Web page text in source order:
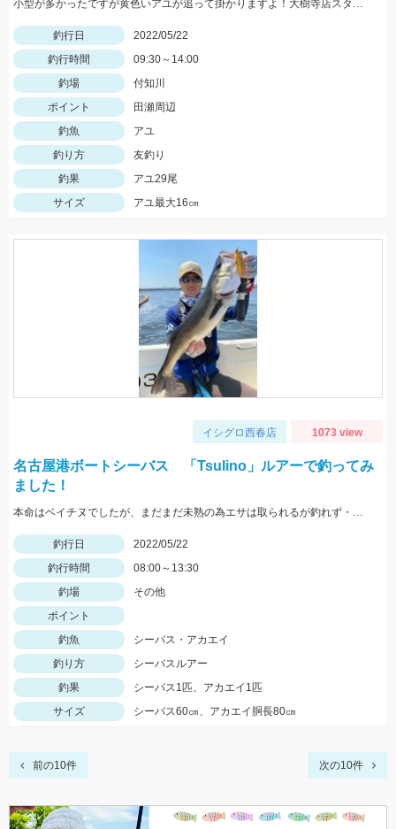
小型が多かったですが黄色いアユが追って掛かりますよ！大樹寺店スタッフ岩崎釣行
釣行日
2022/05/22
釣行時間
09:30～14:00
釣場
付知川
ポイント
田瀬周辺
釣魚
アユ
釣り方
友釣り
釣果
アユ29尾
サイズ
アユ最大16㎝
イシグロ西春店 1073 view
名古屋港ボートシーバス 「Tsulino」ルアーで釣ってみ
ました！
本命はベイチヌでしたが、まだまだ未熟の為エサは取られるが釣れず・・・
釣行日
2022/05/22
釣行時間
08:00～13:30
釣場
その他
ポイント
釣魚
シーバス・アカエイ
釣り方
シーバスルアー
釣果
シーバス1匹、アカエイ1匹
サイズ
シーバス60㎝、アカエイ胴長80㎝
前の10件 次の10件